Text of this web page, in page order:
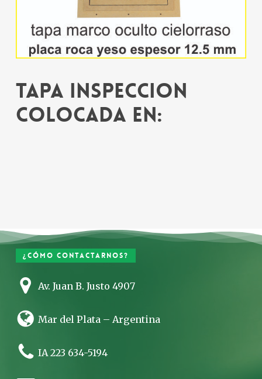
Tapa inspeccion
colocada en:
¿Cómo contactarnos?
Av. Juan B. Justo 4907
Mar del Plata – Argentina
IA 223 634-5194